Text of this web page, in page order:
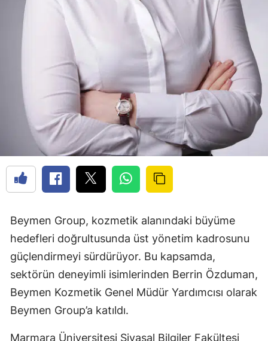
Beymen Group, kozmetik alanındaki büyüme
hedefleri doğrultusunda üst yönetim kadrosunu
güçlendirmeyi sürdürüyor. Bu kapsamda,
sektörün deneyimli isimlerinden Berrin Özduman,
Beymen Kozmetik Genel Müdür Yardımcısı olarak
Beymen Group’a katıldı.
Marmara Üniversitesi Siyasal Bilgiler Fakültesi